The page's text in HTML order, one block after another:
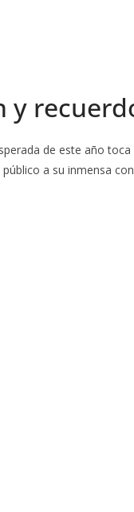
y
de este año
a su inmensa